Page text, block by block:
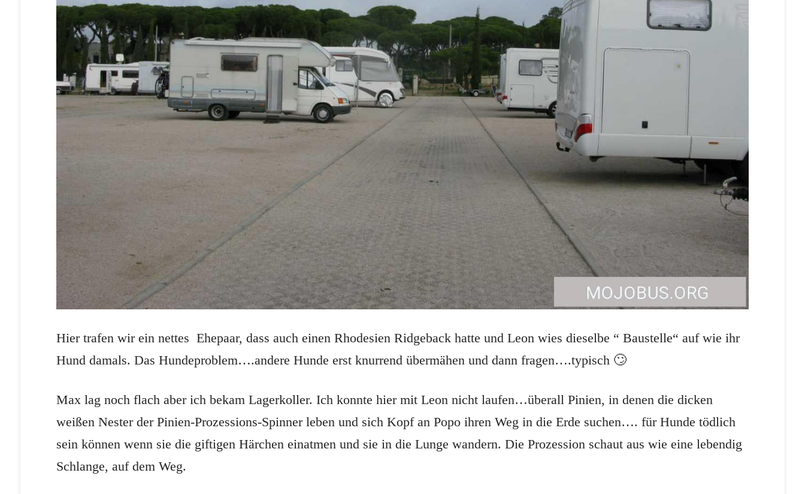
Hier trafen wir ein nettes Ehepaar, dass auch einen Rhodesien Ridgeback hatte und Leon wies dieselbe “ Baustelle“ auf wie ihr
Hund damals. Das Hundeproblem….andere Hunde erst knurrend übermähen und dann fragen….typisch 🙄
Max lag noch flach aber ich bekam Lagerkoller. Ich konnte hier mit Leon nicht laufen…überall Pinien, in denen die dicken
weißen Nester der Pinien-Prozessions-Spinner leben und sich Kopf an Popo ihren Weg in die Erde suchen…. für Hunde tödlich
sein können wenn sie die giftigen Härchen einatmen und sie in die Lunge wandern. Die Prozession schaut aus wie eine lebendig
Schlange, auf dem Weg.